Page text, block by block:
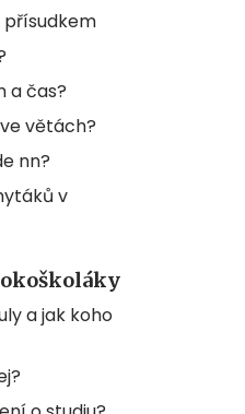
přísudkem
a čas?
větách?
nn?
v
a jak koho